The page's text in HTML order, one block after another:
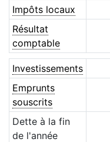
Impôts locaux
Résultat
comptable
Investissements
Emprunts
souscrits
Dette à la fin
de l'année